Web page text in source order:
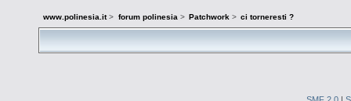
www.polinesia.it> forum polinesia> Patchwork> ci torneresti ?
SMF 2.0 |